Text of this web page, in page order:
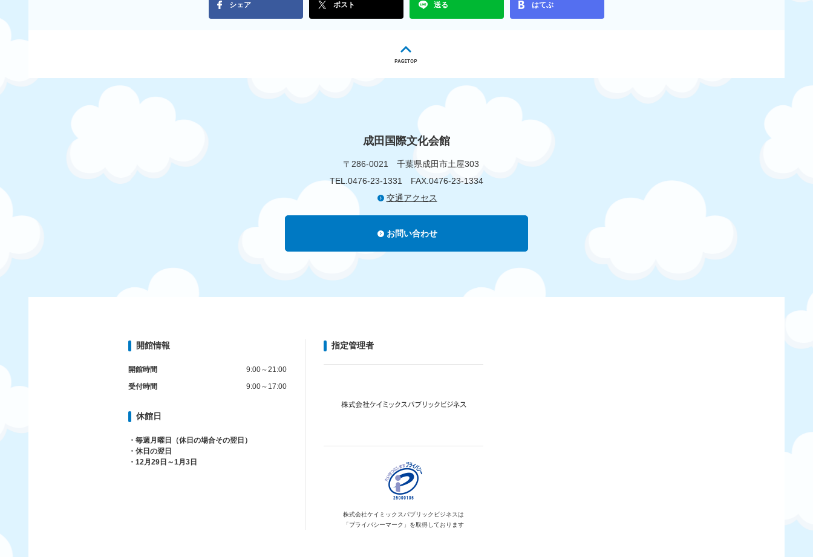
シェア ポスト 送る はてぶ
成田国際文化会館
〒286-0021 千葉県成田市土屋303
TEL.0476-23-1331 FAX.0476-23-1334
交通アクセス
お問い合わせ
開館情報
開館時間
9:00～21:00
受付時間
9:00～17:00
休館日
・毎週月曜日（休日の場合その翌日）
・休日の翌日
・12月29日～1月3日
指定管理者
株式会社ケイミックスパブリックビジネスは
「プライバシーマーク」を取得しております